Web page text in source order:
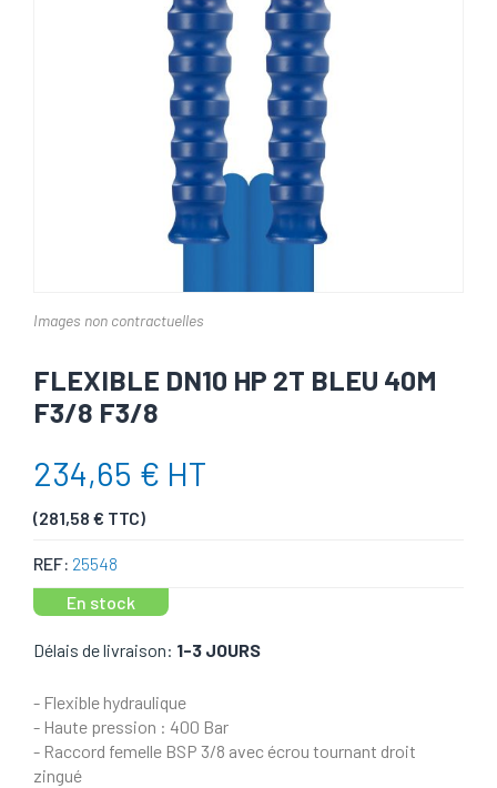
Images non contractuelles
FLEXIBLE DN10 HP 2T BLEU 40M
F3/8 F3/8
234,65 € HT
(281,58 € TTC)
REF: 25548
En stock
Délais de livraison: 1-3 JOURS
- Flexible hydraulique
- Haute pression : 400 Bar
- Raccord femelle BSP 3/8 avec écrou tournant droit
zingué